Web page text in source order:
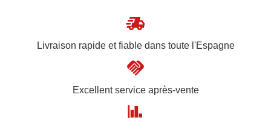
Livraison rapide et fiable dans toute l'Espagne
Excellent service après-vente